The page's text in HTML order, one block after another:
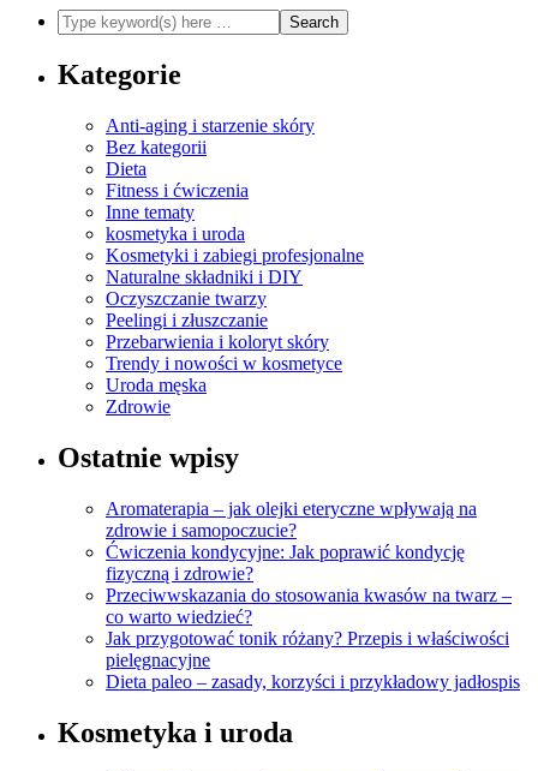
Kategorie
Anti-aging i starzenie skóry
Bez kategorii
Dieta
Fitness i ćwiczenia
Inne tematy
kosmetyka i uroda
Kosmetyki i zabiegi profesjonalne
Naturalne składniki i DIY
Oczyszczanie twarzy
Peelingi i złuszczanie
Przebarwienia i koloryt skóry
Trendy i nowości w kosmetyce
Uroda męska
Zdrowie
Ostatnie wpisy
Aromaterapia – jak olejki eteryczne wpływają na
zdrowie i samopoczucie?
Ćwiczenia kondycyjne: Jak poprawić kondycję
fizyczną i zdrowie?
Przeciwwskazania do stosowania kwasów na twarz –
co warto wiedzieć?
Jak przygotować tonik różany? Przepis i właściwości
pielęgnacyjne
Dieta paleo – zasady, korzyści i przykładowy jadłospis
Kosmetyka i uroda